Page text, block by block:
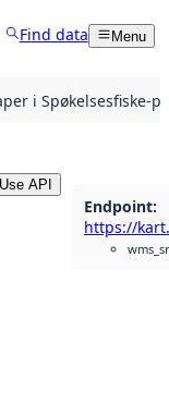
Find data Menu
i Spøkelsesfiske-
Use API
Endpoint: